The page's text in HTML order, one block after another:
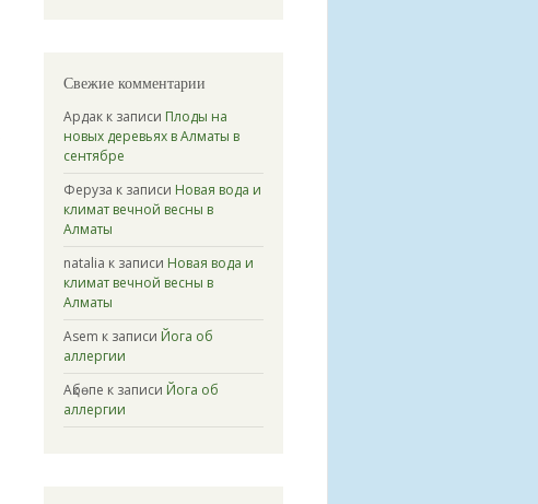
Свежие комментарии
Ардакк записи Плоды на
новых деревьях в Алматы в
сентябре
Феруза к записи Новая вода и
климат вечной весны в
Алматы
natalia к записи Новая вода и
климат вечной весны в
Алматы
Asem к записи Йога об
аллергии
Ақбөпе к записи Йога об
аллергии